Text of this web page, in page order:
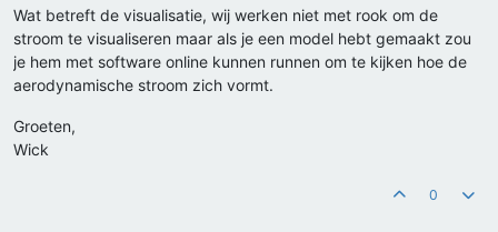
Wat betreft de visualisatie, wij werken niet met rook om de
stroom te visualiseren maar als je een model hebt gemaakt zou
je hem met software online kunnen runnen om te kijken hoe de
aerodynamische stroom zich vormt.
Groeten,
Wick
0